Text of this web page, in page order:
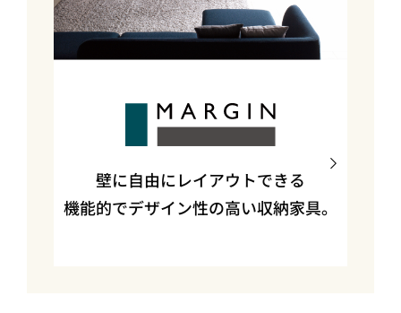
壁に自由にレイアウトできる
機能的でデザイン性の高い収納家具。